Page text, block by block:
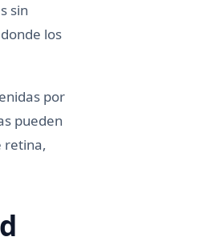
sin
los
por
pueden
retina,